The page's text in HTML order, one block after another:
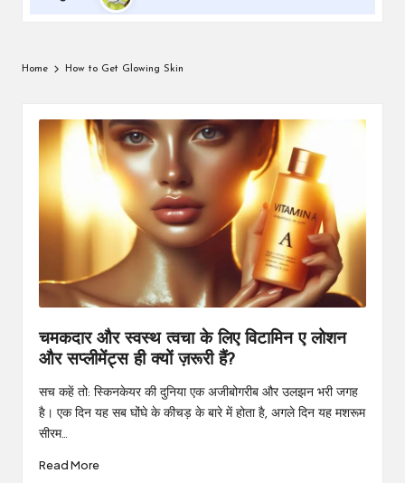
Home How to Get Glowing Skin
चमकदार और स्वस्थ त्वचा के लिए विटामिन ए लोशन
और सप्लीमेंट्स ही क्यों ज़रूरी हैं?
सच कहें तो: स्किनकेयर की दुनिया एक अजीबोगरीब और उलझन भरी जगह
है। एक दिन यह सब घोंघे के कीचड़ के बारे में होता है, अगले दिन यह मशरूम
सीरम…
Read More